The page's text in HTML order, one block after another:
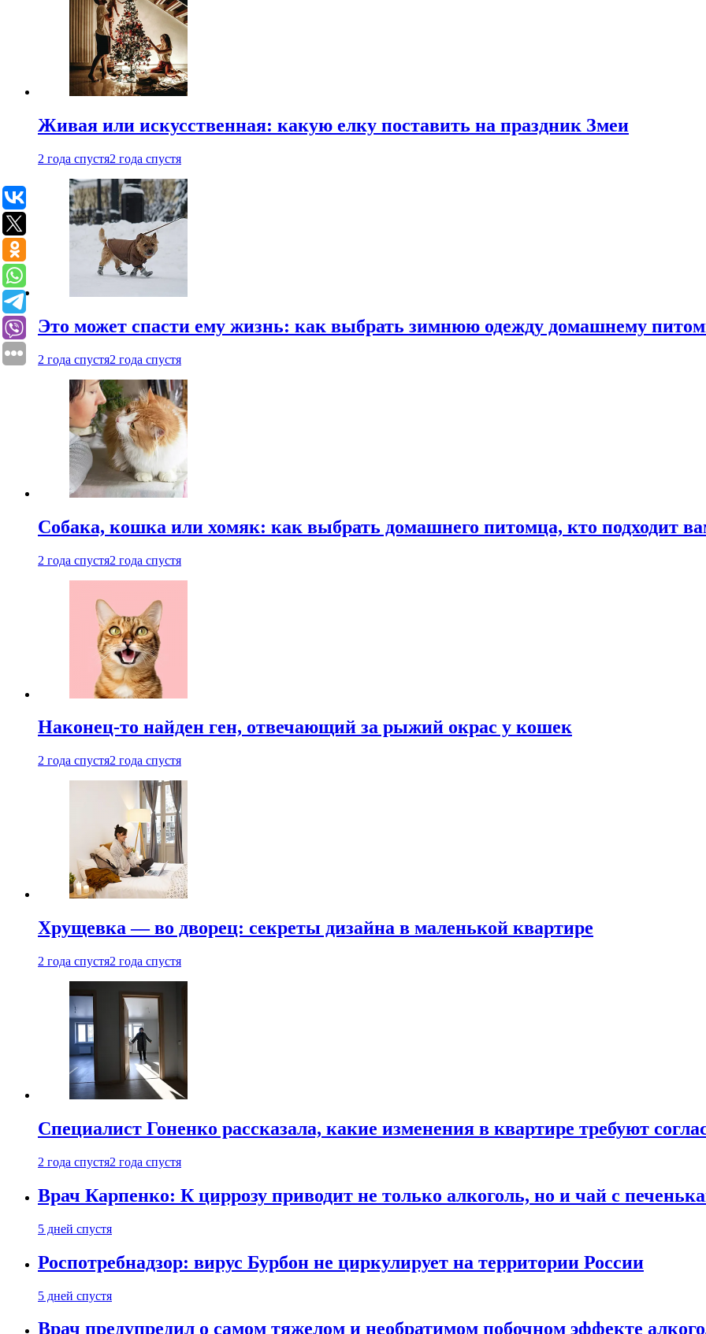
Живая или искусственная: какую елку поставить на праздник Змеи
2 года спустя2 года спустя
Это может спасти ему жизнь: как выбрать зимнюю одежду домашнему
2 года спустя2 года спустя
Собака, кошка или хомяк: как выбрать домашнего питомца, кто подходит
2 года спустя2 года спустя
Наконец-то найден ген, отвечающий за рыжий окрас у кошек
2 года спустя2 года спустя
Хрущевка — во дворец: секреты дизайна в маленькой квартире
2 года спустя2 года спустя
Специалист Гоненко рассказала, какие изменения в квартире требуют
2 года спустя2 года спустя
Врач Карпенко: К циррозу приводит не только алкоголь, но и чай с
5 дней спустя
Роспотребнадзор: вирус Бурбон не циркулирует на территории России
5 дней спустя
Врач предупредил о самом тяжелом и необратимом побочном эффекте